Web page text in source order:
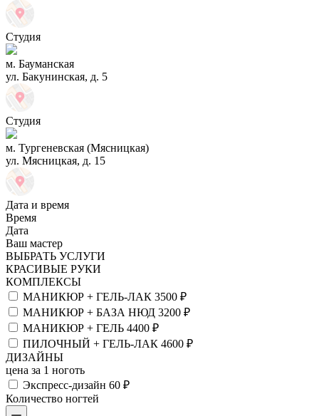
Студия
м. Бауманская
ул. Бакунинская, д. 5
Студия
м. Тургеневская (Мясницкая)
ул. Мясницкая, д. 15
Дата и время
Время
Дата
Ваш мастер
ВЫБРАТЬ УСЛУГИ
КРАСИВЫЕ РУКИ
КОМПЛЕКСЫ
МАНИКЮР + ГЕЛЬ-ЛАК 3500 ₽
МАНИКЮР + БАЗА НЮД 3200 ₽
МАНИКЮР + ГЕЛЬ 4400 ₽
ПИЛОЧНЫЙ + ГЕЛЬ-ЛАК 4600 ₽
ДИЗАЙНЫ
цена за 1 ноготь
Экспресс-дизайн 60 ₽
Количество ногтей